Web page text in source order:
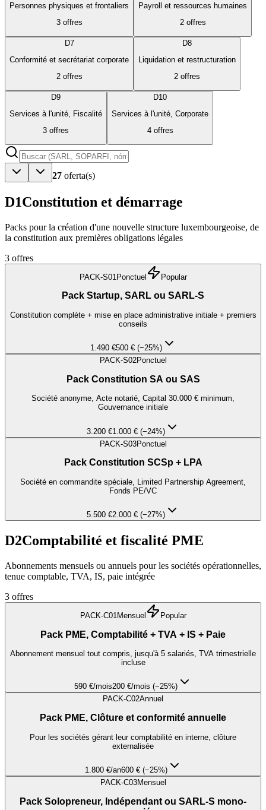
Personnes physiques et frontaliers
3 offres
Payroll et ressources humaines
2 offres
D7
Conformité et secrétariat corporate
2 offres
D8
Liquidation et restructuration
2 offres
D9
Services à l'unité, Fiscalité
3 offres
D10
Services à l'unité, Corporate
4 offres
27 oferta(s)
D1Constitution et démarrage
Packs pour la création d'une nouvelle structure luxembourgeoise, de
la constitution aux premières obligations légales
3 offres
PACK-S01 Ponctuel Popular
Pack Startup, SARL ou SARL-S
Constitution complète + mise en place administrative initiale + premiers
conseils
1.490 €500 € (−25%)
PACK-S02Ponctuel
Pack Constitution SA ou SAS
Société anonyme, Acte notarié, Capital 30.000 € minimum,
Gouvernance initiale
3.200 €1.000 € (−24%)
PACK-S03Ponctuel
Pack Constitution SCSp + LPA
Société en commandite spéciale, Limited Partnership Agreement,
Fonds PE/VC
5.500 €2.000 € (−27%)
D2Comptabilité et fiscalité PME
Abonnements mensuels ou annuels pour les sociétés opérationnelles,
tenue comptable, TVA, IS, paie intégrée
3 offres
PACK-C01 Mensuel Popular
Pack PME, Comptabilité + TVA + IS + Paie
Abonnement mensuel tout compris, jusqu'à 5 salariés, TVA trimestrielle
incluse
590 €/mois200 €/mois (−25%)
PACK-C02Annuel
Pack PME, Clôture et conformité annuelle
Pour les sociétés gérant leur comptabilité en interne, clôture
externalisée
1.800 €/an600 € (−25%)
PACK-C03Mensuel
Pack Solopreneur, Indépendant ou SARL-S mono-